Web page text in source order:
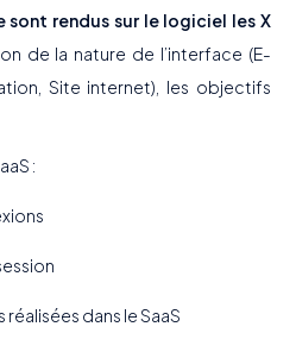
sont rendus sur le logiciel les X
de la nature de l’interface (E-
Site internet), les objectifs
:
dans le SaaS